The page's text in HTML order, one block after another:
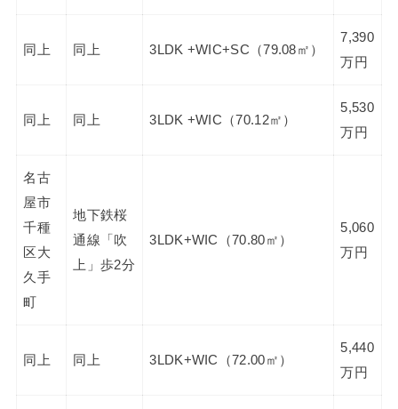
同上 同上 3LDK +WIC+SC（79.08㎡）
7,390
万円
同上 同上 3LDK +WIC（70.12㎡）
5,530
万円
名古
屋市
千種
区大
久手
町
地下鉄桜
通線「吹
上」歩2分
3LDK+WIC（70.80㎡）
5,060
万円
同上 同上 3LDK+WIC（72.00㎡）
5,440
万円